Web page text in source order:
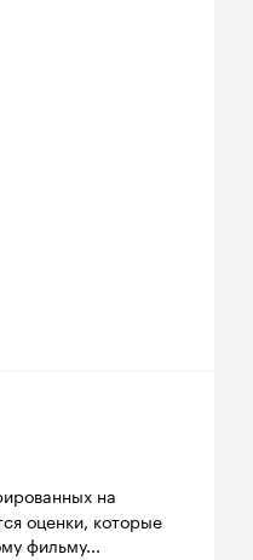
на
оценки, которые
фильму...